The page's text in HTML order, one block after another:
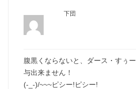
下団
腹黒くならないと、ダース・すぅ
与出来ません！
(-_-)/~~~ピシー!ピシー!